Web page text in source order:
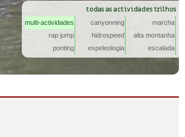
todas as actividades trilhos
marcha
alta montanha
escalada
canyonning
hidrospeed
espeleologia
multi-actividades
rap jump
ponting